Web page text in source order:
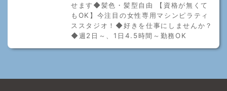
せます◆髪色・髪型自由 【資格が無くて
もOK】今注目の女性専用マシンピラティ
ススタジオ！◆好きを仕事にしませんか？
◆週2日～、1日4.5時間～勤務OK